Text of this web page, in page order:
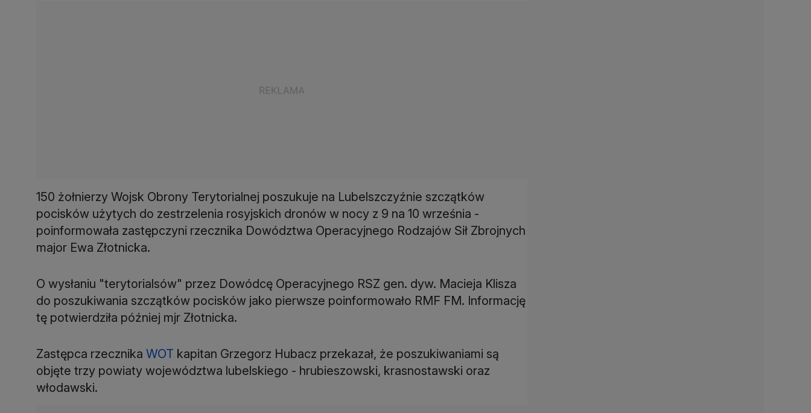
150 żołnierzy Wojsk Obrony Terytorialnej poszukuje na Lubelszczyźnie szczątków
pocisków użytych do zestrzelenia rosyjskich dronów w nocy z 9 na 10 września -
poinformowała zastępczyni rzecznika Dowództwa Operacyjnego Rodzajów Sił Zbrojnych
major Ewa Złotnicka.
O wysłaniu "terytorialsów" przez Dowódcę Operacyjnego RSZ gen. dyw. Macieja Klisza
do poszukiwania szczątków pocisków jako pierwsze poinformowało RMF FM. Informację
tę potwierdziła później mjr Złotnicka.
Zastępca rzecznika WOT kapitan Grzegorz Hubacz przekazał, że poszukiwaniami są
objęte trzy powiaty województwa lubelskiego - hrubieszowski, krasnostawski oraz
włodawski.